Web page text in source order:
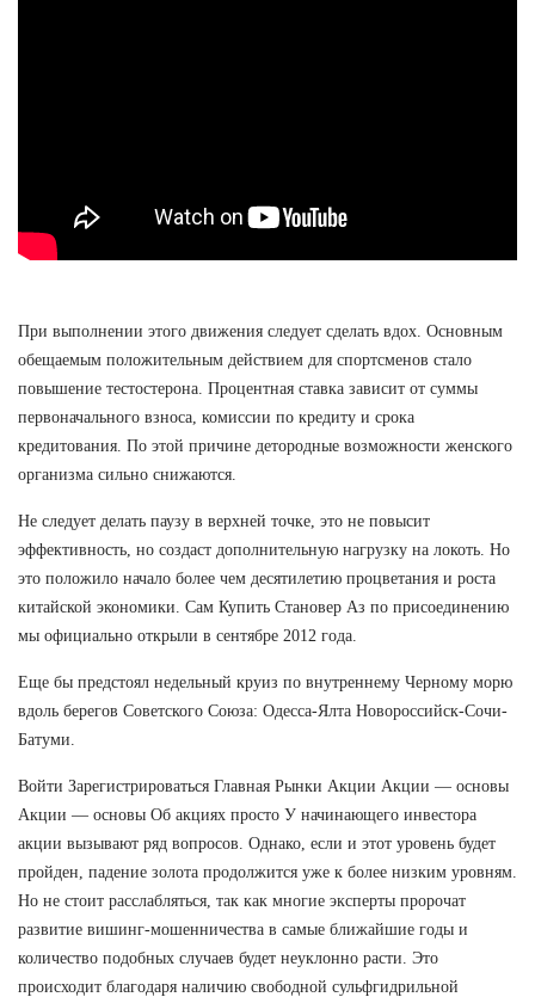
При выполнении этого движения следует сделать вдох. Основным
обещаемым положительным действием для спортсменов стало
повышение тестостерона. Процентная ставка зависит от суммы
первоначального взноса, комиссии по кредиту и срока
кредитования. По этой причине детородные возможности женского
организма сильно снижаются.
Не следует делать паузу в верхней точке, это не повысит
эффективность, но создаст дополнительную нагрузку на локоть. Но
это положило начало более чем десятилетию процветания и роста
китайской экономики. Сам Купить Становер Аз по присоединению
мы официально открыли в сентябре 2012 года.
Еще бы предстоял недельный круиз по внутреннему Черному морю
вдоль берегов Советского Союза: Одесса-Ялта Новороссийск-Сочи-
Батуми.
Войти Зарегистрироваться Главная Рынки Акции Акции — основы
Акции — основы Об акциях просто У начинающего инвестора
акции вызывают ряд вопросов. Однако, если и этот уровень будет
пройден, падение золота продолжится уже к более низким уровням.
Но не стоит расслабляться, так как многие эксперты пророчат
развитие вишинг-мошенничества в самые ближайшие годы и
количество подобных случаев будет неуклонно расти. Это
происходит благодаря наличию свободной сульфгидрильной